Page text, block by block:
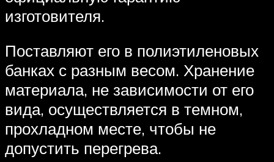
изготовителя.
Поставляют его в полиэтиленовых
банках с разным весом. Хранение
материала, не зависимости от его
вида, осуществляется в темном,
прохладном месте, чтобы не
допустить перегрева.